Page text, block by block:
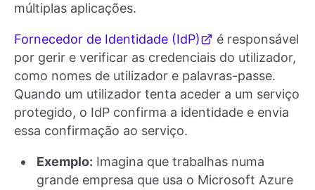
múltiplas aplicações.
Fornecedor de Identidade (IdP)
é responsável
por gerir e verificar as credenciais do utilizador,
como nomes de utilizador e palavras-passe.
Quando um utilizador tenta aceder a um serviço
protegido, o IdP confirma a identidade e envia
essa confirmação ao serviço.
Exemplo: Imagina que trabalhas numa
grande empresa que usa o Microsoft Azure